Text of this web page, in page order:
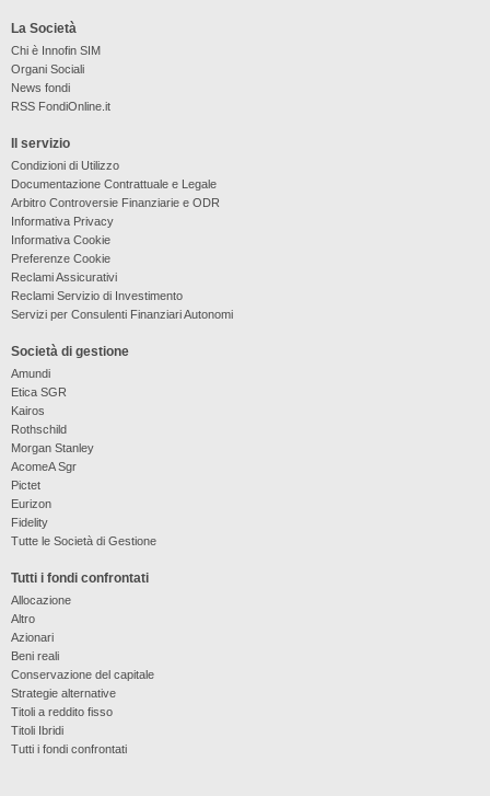
La Società
Chi è Innofin SIM
Organi Sociali
News fondi
RSS FondiOnline.it
Il servizio
Condizioni di Utilizzo
Documentazione Contrattuale e Legale
Arbitro Controversie Finanziarie e ODR
Informativa Privacy
Informativa Cookie
Preferenze Cookie
Reclami Assicurativi
Reclami Servizio di Investimento
Servizi per Consulenti Finanziari Autonomi
Società di gestione
Amundi
Etica SGR
Kairos
Rothschild
Morgan Stanley
AcomeA Sgr
Pictet
Eurizon
Fidelity
Tutte le Società di Gestione
Tutti i fondi confrontati
Allocazione
Altro
Azionari
Beni reali
Conservazione del capitale
Strategie alternative
Titoli a reddito fisso
Titoli Ibridi
Tutti i fondi confrontati